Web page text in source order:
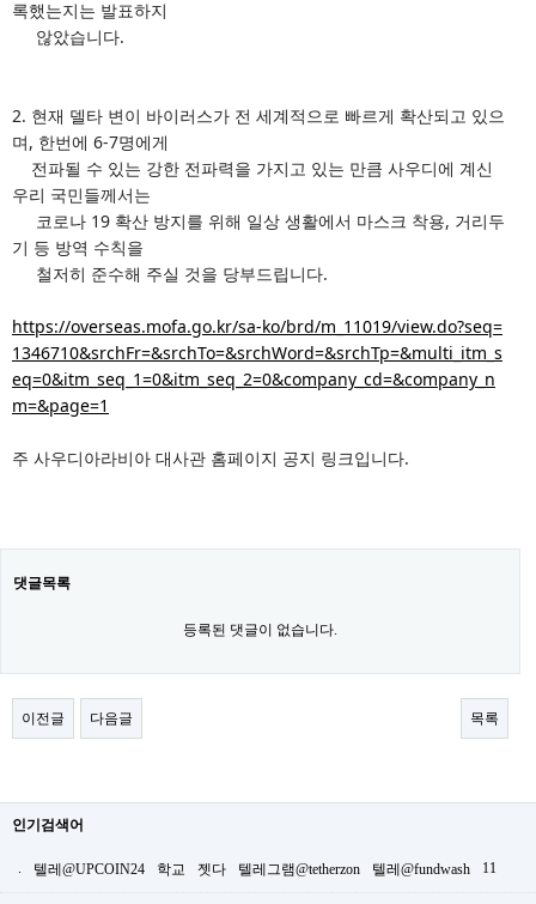
록했는지는 발표하지
않았습니다.
2. 현재 델타 변이 바이러스가 전 세계적으로 빠르게 확산되고 있으
며, 한번에 6-7명에게
전파될 수 있는 강한 전파력을 가지고 있는 만큼 사우디에 계신
우리 국민들께서는
코로나 19 확산 방지를 위해 일상 생활에서 마스크 착용, 거리두
기 등 방역 수칙을
철저히 준수해 주실 것을 당부드립니다.
https://overseas.mofa.go.kr/sa-ko/brd/m_11019/view.do?seq=
1346710&srchFr=&srchTo=&srchWord=&srchTp=&multi_itm_s
eq=0&itm_seq_1=0&itm_seq_2=0&company_cd=&company_n
m=&page=1
주 사우디아라비아 대사관 홈페이지 공지 링크입니다.
댓글목록
등록된 댓글이 없습니다.
이전글 다음글 목록
인기검색어
. 텔레@UPCOIN24 학교 젯다 텔레그램@tetherzon 텔레@fundwash 11